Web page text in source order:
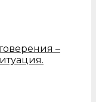
–